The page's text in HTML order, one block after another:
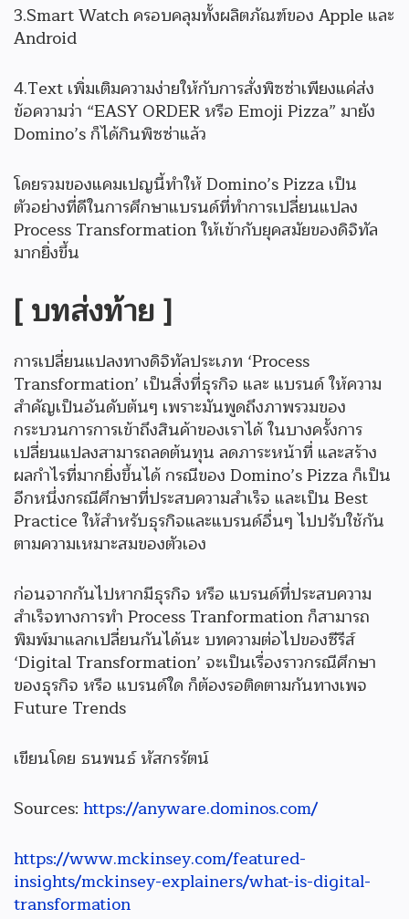
3.Smart Watch ครอบคลุมทั้งผลิตภัณฑ์ของ Apple และ
Android
4.Text เพิ่มเติมความง่ายให้กับการสั่งพิซซ่าเพียงแค่ส่ง
ข้อความว่า “EASY ORDER หรือ Emoji Pizza” มายัง
Domino’s ก็ได้กินพิซซ่าแล้ว
โดยรวมของแคมเปญนี้ทำให้ Domino’s Pizza เป็น
ตัวอย่างที่ดีในการศึกษาแบรนด์ที่ทำการเปลี่ยนแปลง
Process Transformation ให้เข้ากับยุคสมัยของดิจิทัล
มากยิ่งขึ้น
[ บทส่งท้าย ]
การเปลี่ยนแปลงทางดิจิทัลประเภท ‘Process
Transformation’ เป็นสิ่งที่ธุรกิจ และ แบรนด์ ให้ความ
สำคัญเป็นอันดับต้นๆ เพราะมันพูดถึงภาพรวมของ
กระบวนการการเข้าถึงสินค้าของเราได้ ในบางครั้งการ
เปลี่ยนแปลงสามารถลดต้นทุน ลดภาระหน้าที่ และสร้าง
ผลกำไรที่มากยิ่งขึ้นได้ กรณีของ Domino’s Pizza ก็เป็น
อีกหนึ่งกรณีศึกษาที่ประสบความสำเร็จ และเป็น Best
Practice ให้สำหรับธุรกิจและแบรนด์อื่นๆ ไปปรับใช้กัน
ตามความเหมาะสมของตัวเอง
ก่อนจากกันไปหากมีธุรกิจ หรือ แบรนด์ที่ประสบความ
สำเร็จทางการทำ Process Tranformation ก็สามารถ
พิมพ์มาแลกเปลี่ยนกันได้นะ บทความต่อไปของซีรีส์
‘Digital Transformation’ จะเป็นเรื่องราวกรณีศึกษา
ของธุรกิจ หรือ แบรนด์ใด ก็ต้องรอติดตามกันทางเพจ
Future Trends
เขียนโดย ธนพนธ์ หัสกรรัตน์
Sources: https://anyware.dominos.com/
https://www.mckinsey.com/featured-
insights/mckinsey-explainers/what-is-digital-
transformation